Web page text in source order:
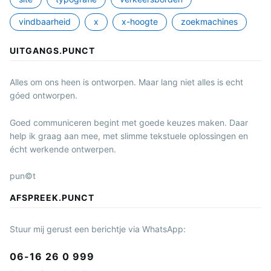
vindbaarheid x x-hoogte zoekmachines
UITGANGS.PUNCT
Alles om ons heen is ontworpen. Maar lang niet alles is echt
góed ontworpen.
Goed communiceren begint met goede keuzes maken. Daar
help ik graag aan mee, met slimme tekstuele oplossingen en
écht werkende ontwerpen.
pun©t
AFSPREEK.PUNCT
Stuur mij gerust een berichtje via WhatsApp:
06-16 26 0 999